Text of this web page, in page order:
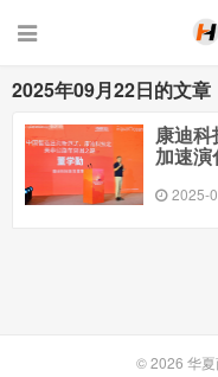
2025年09月22日的文章
康迪
加速演
2025-
© 2026 华